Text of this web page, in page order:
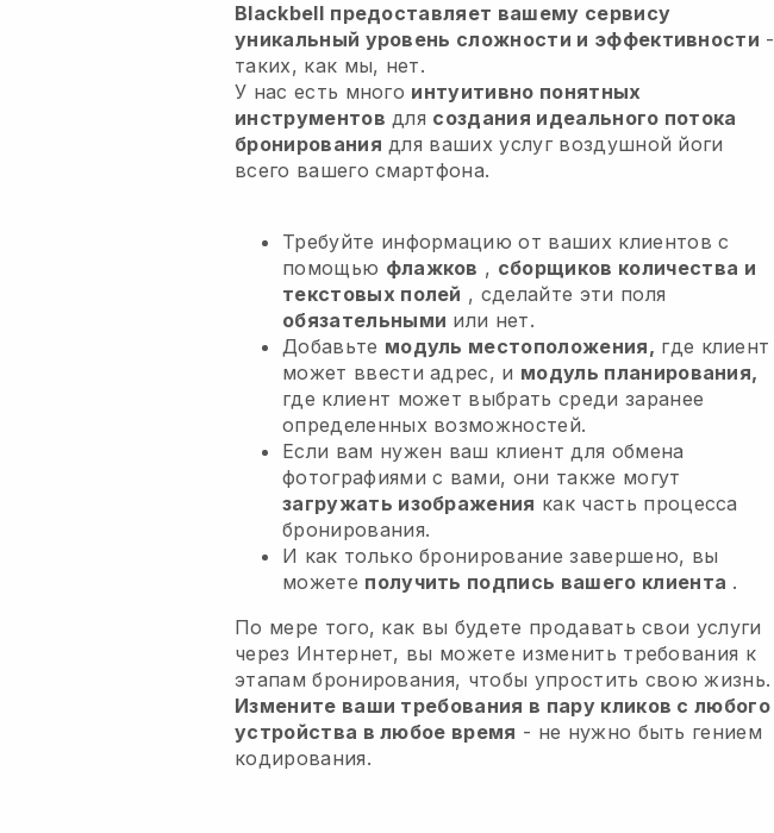
Blackbell предоставляет вашему сервису
уникальный уровень сложности и эффективности -
таких, как мы, нет.
У нас есть много интуитивно понятных
инструментов для создания идеального потока
бронирования для ваших услуг воздушной йоги
всего вашего смартфона.
Требуйте информацию от ваших клиентов с
помощью флажков , сборщиков количества и
текстовых полей , сделайте эти поля
обязательными или нет.
Добавьте модуль местоположения, где клиент
может ввести адрес, и модуль планирования,
где клиент может выбрать среди заранее
определенных возможностей.
Если вам нужен ваш клиент для обмена
фотографиями с вами, они также могут
загружать изображения как часть процесса
бронирования.
И как только бронирование завершено, вы
можете получить подпись вашего клиента .
По мере того, как вы будете продавать свои услуги
через Интернет, вы можете изменить требования к
этапам бронирования, чтобы упростить свою жизнь.
Измените ваши требования в пару кликов с любого
устройства в любое время - не нужно быть гением
кодирования.